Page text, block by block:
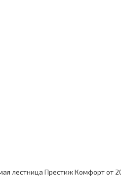
лестница Престиж Комфорт от